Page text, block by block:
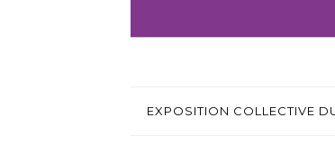
EXPOSITION COLLECTIVE